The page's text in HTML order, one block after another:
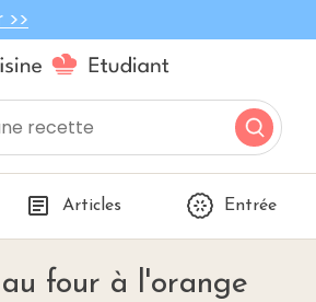
Articles Entrée
four à l'orange